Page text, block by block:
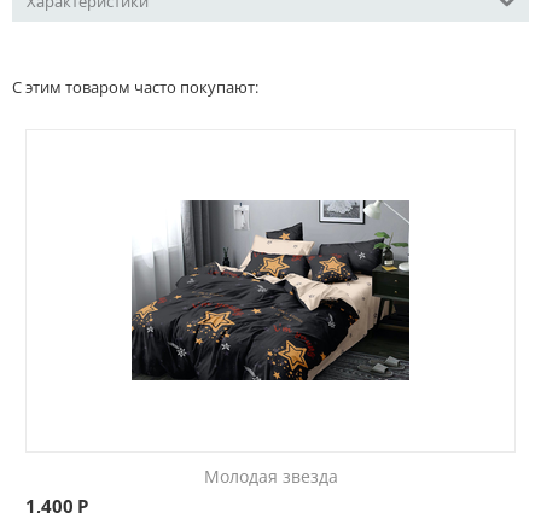
С этим товаром часто покупают:
Молодая звезда
1,400 Р